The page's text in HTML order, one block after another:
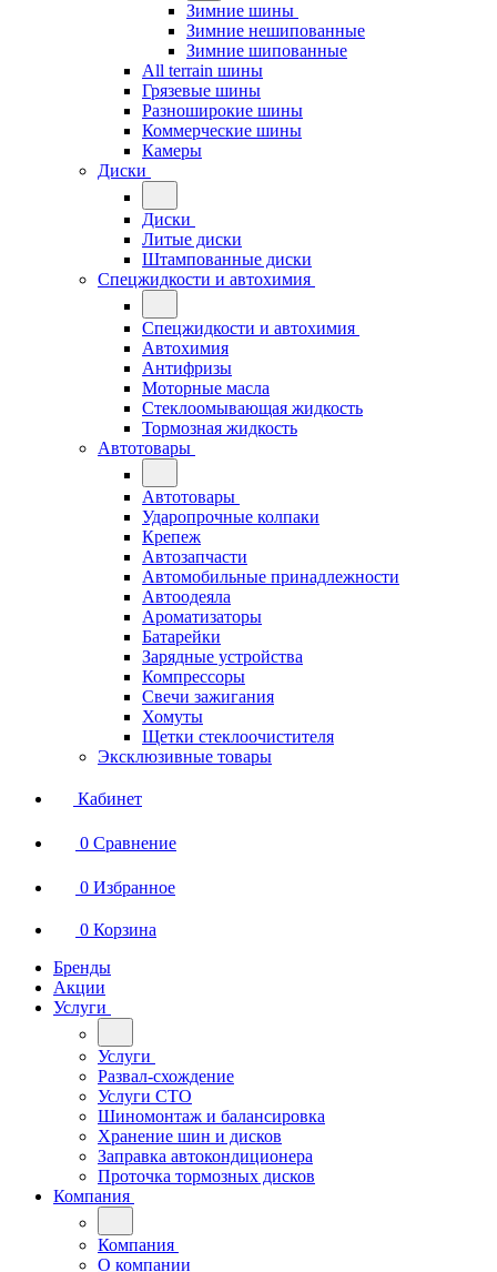
Зимние шины
Зимние нешипованные
Зимние шипованные
All terrain шины
Грязевые шины
Разноширокие шины
Коммерческие шины
Камеры
Диски
Диски
Литые диски
Штампованные диски
Спецжидкости и автохимия
Спецжидкости и автохимия
Автохимия
Антифризы
Моторные масла
Стеклоомывающая жидкость
Тормозная жидкость
Автотовары
Автотовары
Ударопрочные колпаки
Крепеж
Автозапчасти
Автомобильные принадлежности
Автоодеяла
Ароматизаторы
Батарейки
Зарядные устройства
Компрессоры
Свечи зажигания
Хомуты
Щетки стеклоочистителя
Эксклюзивные товары
Кабинет
0 Сравнение
0 Избранное
0 Корзина
Бренды
Акции
Услуги
Услуги
Развал-схождение
Услуги СТО
Шиномонтаж и балансировка
Хранение шин и дисков
Заправка автокондиционера
Проточка тормозных дисков
Компания
Компания
О компании